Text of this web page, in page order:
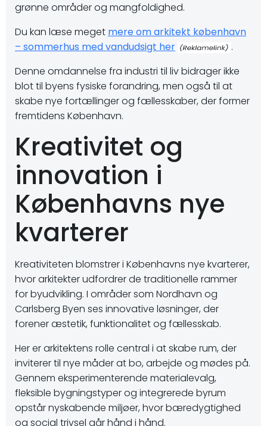
grønne områder og mangfoldighed.
Du kan læse meget mere om arkitekt københavn
– sommerhus med vandudsigt her
.
Denne omdannelse fra industri til liv bidrager ikke
blot til byens fysiske forandring, men også til at
skabe nye fortællinger og fællesskaber, der former
fremtidens København.
Kreativitet og
innovation i
Københavns nye
kvarterer
Kreativiteten blomstrer i Københavns nye kvarterer,
hvor arkitekter udfordrer de traditionelle rammer
for byudvikling. I områder som Nordhavn og
Carlsberg Byen ses innovative løsninger, der
forener æstetik, funktionalitet og fællesskab.
Her er arkitektens rolle central i at skabe rum, der
inviterer til nye måder at bo, arbejde og mødes på.
Gennem eksperimenterende materialevalg,
fleksible bygningstyper og integrerede byrum
opstår nyskabende miljøer, hvor bæredygtighed
og social trivsel går hånd i hånd.